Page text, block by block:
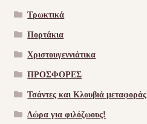
Τρωκτικά
Πορτάκια
Χριστουγεννιάτικα
ΠΡΟΣΦΟΡΕΣ
Τσάντες και Κλουβιά μεταφοράς
Δώρα για φιλόζωους!